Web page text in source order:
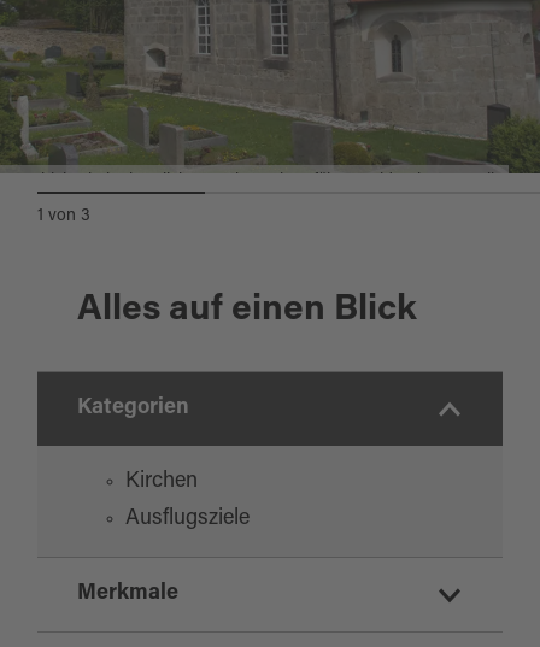
1 von 3
Alles auf einen Blick
Kategorien
Kirchen
Ausflugsziele
Merkmale